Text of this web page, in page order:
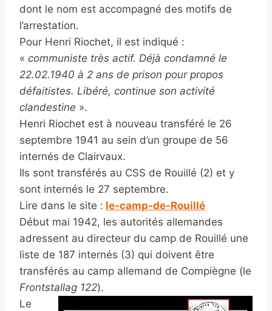
dont le nom est accompagné des motifs de
l’arrestation.
Pour Henri Riochet, il est indiqué :
« communiste très actif. Déjà condamné le
22.02.1940 à 2 ans de prison pour propos
défaitistes. Libéré, continue son activité
clandestine ».
Henri Riochet est à nouveau transféré le 26
septembre 1941 au sein d’un groupe de 56
internés de Clairvaux.
Ils sont transférés au CSS de Rouillé (2) et y
sont internés le 27 septembre.
Lire dans le site : le-camp-de-Rouillé
Début mai 1942, les autorités allemandes
adressent au directeur du camp de Rouillé une
liste de 187 internés (3) qui doivent être
transférés au camp allemand de Compiègne (le
Frontstallag 122).
Le